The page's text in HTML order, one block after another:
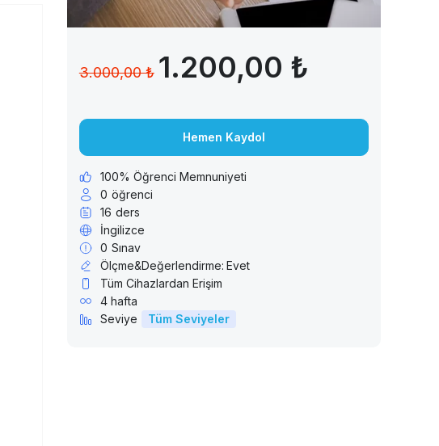
3.000,00 ₺ 1.200,00 ₺
Hemen Kaydol
100% Öğrenci Memnuniyeti
0 öğrenci
16 ders
İngilizce
0 Sınav
Ölçme&Değerlendirme: Evet
Tüm Cihazlardan Erişim
4 hafta
Seviye
Tüm Seviyeler